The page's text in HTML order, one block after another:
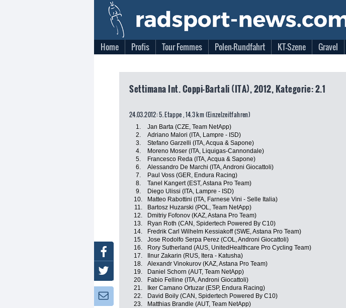
Home Profis Tour Femmes Polen-Rundfahrt KT-Szene Gravel
Settimana Int. Coppi-Bartali (ITA), 2012, Kategorie: 2.1
24.03.2012: 5. Etappe , 14.3 km (Einzelzeitfahren)
1. Jan Barta (CZE, Team NetApp)
2.
Adriano Malori (ITA, Lampre - ISD)
3.
Stefano Garzelli (ITA, Acqua & Sapone)
4.
Moreno Moser (ITA, Liquigas-Cannondale)
5.
Francesco Reda (ITA, Acqua & Sapone)
6.
Alessandro De Marchi (ITA, Androni Giocattoli)
7.
Paul Voss (GER, Endura Racing)
8.
Tanel Kangert (EST, Astana Pro Team)
9.
Diego Ulissi (ITA, Lampre - ISD)
10.
Matteo Rabottini (ITA, Farnese Vini - Selle Italia)
11.
Bartosz Huzarski (POL, Team NetApp)
12.
Dmitriy Fofonov (KAZ, Astana Pro Team)
13.
Ryan Roth (CAN, Spidertech Powered By C10)
14.
Fredrik Carl Wilhelm Kessiakoff (SWE, Astana Pro Team)
15.
Jose Rodolfo Serpa Perez (COL, Androni Giocattoli)
16.
Rory Sutherland (AUS, UnitedHealthcare Pro Cycling Team)
17.
Ilnur Zakarin (RUS, Itera - Katusha)
18.
Alexandr Vinokurov (KAZ, Astana Pro Team)
19.
Daniel Schorn (AUT, Team NetApp)
20.
Fabio Felline (ITA, Androni Giocattoli)
21.
Iker Camano Ortuzar (ESP, Endura Racing)
22.
David Boily (CAN, Spidertech Powered By C10)
23.
Matthias Brandle (AUT, Team NetApp)
Facebook
Twitter
Newsletter: